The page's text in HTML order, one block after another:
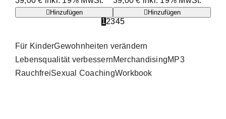
Hinzufügen Hinzufügen
12345
Für KinderGewohnheiten verändern
Lebensqualität verbessernMerchandisingMP3
RauchfreiSexual CoachingWorkbook